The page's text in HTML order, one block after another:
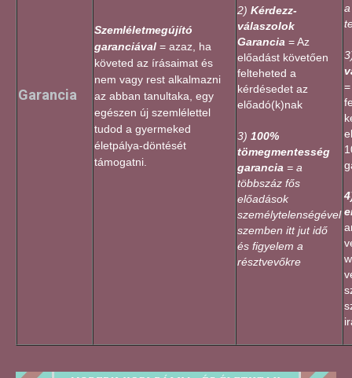
Garancia
Szemléletmegújító
garanciával = azaz, ha
követed az írásaimat és
nem vagy rest alkalmazni
az abban tanultaka, egy
egészen új szemlélettel
tudod a gyermeked
életpálya-döntését
támogatni.
2) Kérdezz-
válaszolok
Garancia = Az
előadást követően
felteheted a
kérdésedet az
előadó(k)nak
3) 100%
tömegmentesség
garancia = a
többszáz fős
előadások
személytelenségével
szemben itt jut idő
és figyelem a
résztvevőkre